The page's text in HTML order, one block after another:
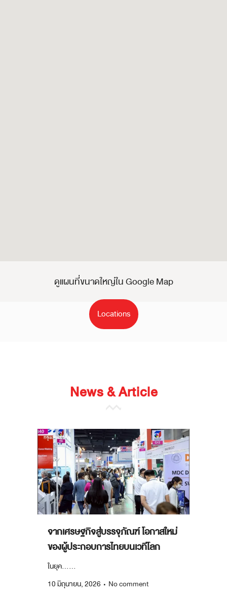
ดูแผนที่ขนาดใหญ่ใน Google Map
Locations
News & Article
จากเศรษฐกิจสู่บรรจุภัณฑ์ โอกาสใหม่
ของผู้ประกอบการไทยบนเวทีโลก
ในยุค......
10 มิถุนายน, 2026
No comment